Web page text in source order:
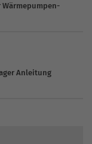
Wärmepumpen-
Anleitung